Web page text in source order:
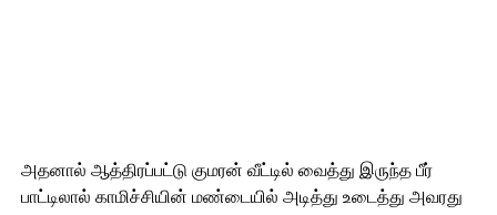
அதனால் ஆத்திரப்பட்டு குமரன் வீட்டில் வைத்து இருந்த பீர்
பாட்டிலால் காமிச்சியின் மண்டையில் அடித்து உடைத்து அவரது